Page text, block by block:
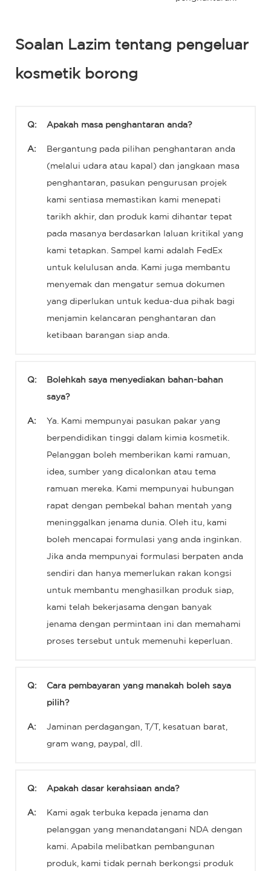
Soalan Lazim tentang pengeluar
kosmetik borong
Q: Apakah masa penghantaran anda?
A: Bergantung pada pilihan penghantaran anda
(melalui udara atau kapal) dan jangkaan masa
penghantaran, pasukan pengurusan projek
kami sentiasa memastikan kami menepati
tarikh akhir, dan produk kami dihantar tepat
pada masanya berdasarkan laluan kritikal yang
kami tetapkan. Sampel kami adalah FedEx
untuk kelulusan anda. Kami juga membantu
menyemak dan mengatur semua dokumen
yang diperlukan untuk kedua-dua pihak bagi
menjamin kelancaran penghantaran dan
ketibaan barangan siap anda.
Q: Bolehkah saya menyediakan bahan-bahan
saya?
A: Ya. Kami mempunyai pasukan pakar yang
berpendidikan tinggi dalam kimia kosmetik.
Pelanggan boleh memberikan kami ramuan,
idea, sumber yang dicalonkan atau tema
ramuan mereka. Kami mempunyai hubungan
rapat dengan pembekal bahan mentah yang
meninggalkan jenama dunia. Oleh itu, kami
boleh mencapai formulasi yang anda inginkan.
Jika anda mempunyai formulasi berpaten anda
sendiri dan hanya memerlukan rakan kongsi
untuk membantu menghasilkan produk siap,
kami telah bekerjasama dengan banyak
jenama dengan permintaan ini dan memahami
proses tersebut untuk memenuhi keperluan.
Q: Cara pembayaran yang manakah boleh saya
pilih?
A: Jaminan perdagangan, T/T, kesatuan barat,
gram wang, paypal, dll.
Q: Apakah dasar kerahsiaan anda?
A: Kami agak terbuka kepada jenama dan
pelanggan yang menandatangani NDA dengan
kami. Apabila melibatkan pembangunan
produk, kami tidak pernah berkongsi produk